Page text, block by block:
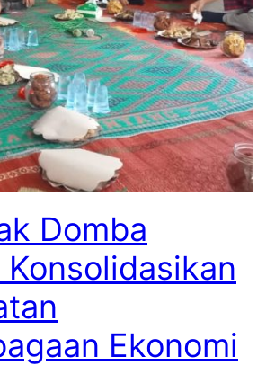
Domba
Konsolidasikan
Ekonomi